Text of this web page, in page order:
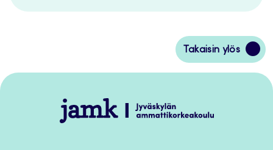
Takaisin ylös
Siirry
takaisin
Jamk
–